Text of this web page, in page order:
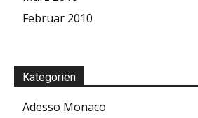
Februar 2010
Kategorien
Adesso Monaco